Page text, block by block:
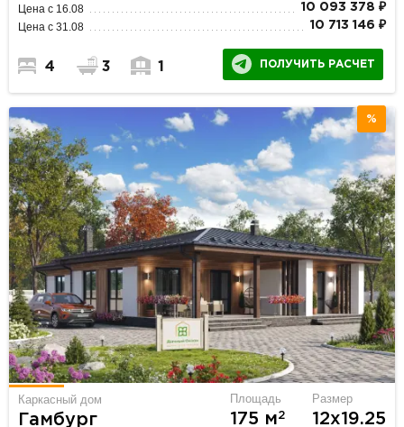
Цена с 16.08 10 093 378 ₽
Цена с 31.08 10 713 146 ₽
4 3 1 ПОЛУЧИТЬ РАСЧЕТ
%
Каркасный дом
Гамбург
Площадь
175 м2
Размер
12х19.25